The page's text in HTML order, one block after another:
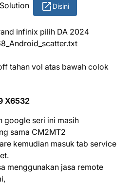
Disini
infinix pilih DA 2024
tahan vol atas bawah colok
X6532
google seri ini masih
sama CM2MT2
kemudian masuk tab service
menggunakan jasa remote